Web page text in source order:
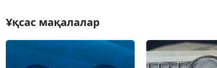
Ұқсас мақалалар